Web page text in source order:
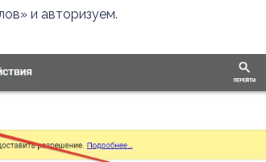
и авторизуем.